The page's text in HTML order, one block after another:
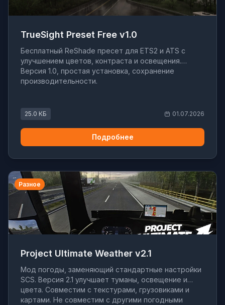
TrueSight Preset Free v1.0
Бесплатный ReShade пресет для ETS2 и ATS с
улучшением цветов, контраста и освещения.
Версия 1.0, простая установка, сохранение
производительности.
25.0 КБ 01.07.2026
Подробнее
Разное
Project Ultimate Weather v2.1
Мод погоды, заменяющий стандартные настройки
SCS. Версия 2.1 улучшает туманы, освещение и
цвета. Совместим с текстурами, грузовиками и
картами. Не совместим с другими погодными